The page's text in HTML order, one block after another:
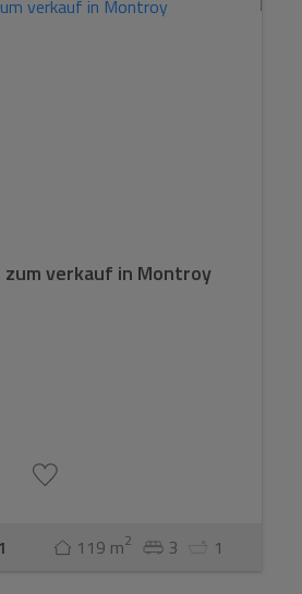
zum verkauf in Montroy
119 m2 3 1